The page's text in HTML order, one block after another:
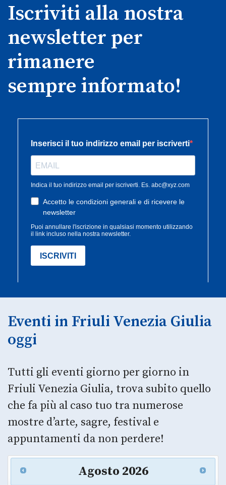
Iscriviti alla nostra
newsletter per
rimanere
sempre informato!
Eventi in Friuli Venezia Giulia
oggi
Tutti gli eventi giorno per giorno in
Friuli Venezia Giulia, trova subito quello
che fa più al caso tuo tra numerose
mostre d’arte, sagre, festival e
appuntamenti da non perdere!
Agosto 2026